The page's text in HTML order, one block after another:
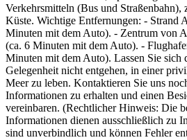
Verkehrsmitteln (Bus und Straßenbahn),
Küste. Wichtige Entfernungen: - Strand
Minuten mit dem Auto). - Zentrum von
(ca. 6 Minuten mit dem Auto). -
Minuten mit dem Auto). Lassen Sie sich
Gelegenheit nicht entgehen, in einer
Meer zu leben. Kontaktieren Sie uns
Informationen zu erhalten und einen
vereinbaren. (Rechtlicher Hinweis: Die
Informationen dienen ausschließlich zu
sind unverbindlich und können Fehler